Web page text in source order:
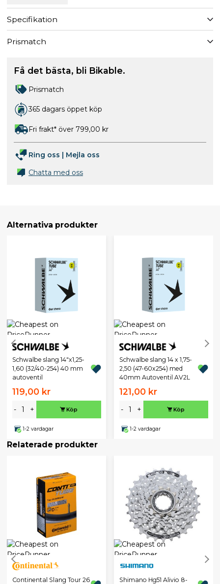
Specifikation
Prismatch
Få det bästa, bli Bikable.
Prismatch
365 dagars öppet köp
Fri frakt* över 799,00 kr
Ring oss | Mejla oss
Chatta med oss
Alternativa produkter
Schwalbe slang 14"x1,25-
1,60 (32/40-254) 40 mm
autoventil
119,00 kr
- + Köp
1-2 vardagar
Schwalbe slang 14 x 1,75-
2,50 (47-60x254) med
40mm Autoventil AV2L
121,00 kr
- + Köp
1-2 vardagar
Relaterade produkter
Continental Slang Tour 26
Shimano Hg51 Alivio 8-